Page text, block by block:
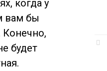
когда у
вам бы
будет